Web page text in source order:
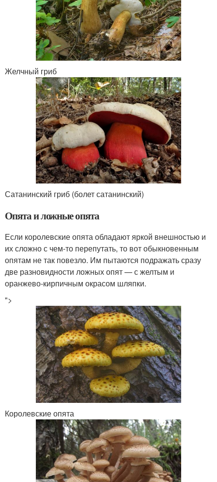
Желчный гриб
Сатанинский гриб (болет сатанинский)
Опята и ложные опята
Если королевские опята обладают яркой внешностью и
их сложно с чем-то перепутать, то вот обыкновенным
опятам не так повезло. Им пытаются подражать сразу
две разновидности ложных опят — с желтым и
оранжево-кирпичным окрасом шляпки.
">
Королевские опята